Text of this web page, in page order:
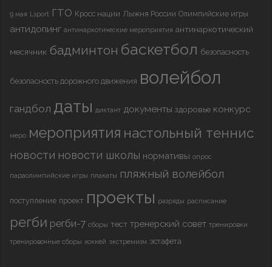
9 мая Lsport ГТО Кросс нации Лыжня России Олимпийские игры
антидопинг антинаркотические мероприятия антинаркотический
месячник бадминтон баскетбол безопасность
безопасность дорожного движения волейбол
гандбол даты диктант документы здоровье конкурс
меро мероприятия настольный теннис
новости новости школы нормативы опрос
параолимпийские игры плакаты пляжный волейбол
поступление проект проекты разряды расписание
регби регби-7 сборы тест тренерский совет тренировки
тренировочные сборы хоккей экстремизм эстафета